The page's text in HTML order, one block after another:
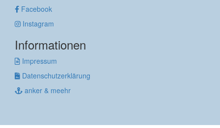
Facebook
Instagram
Informationen
Impressum
Datenschutzerklärung
anker & meehr